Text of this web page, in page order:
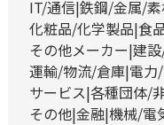
IT/通信 鉄鋼/金属/
化粧品/化学製品 食
その他メーカー 建
運輸/物流/倉庫 電力
サービス 各種団体/
その他 金融 機械/電